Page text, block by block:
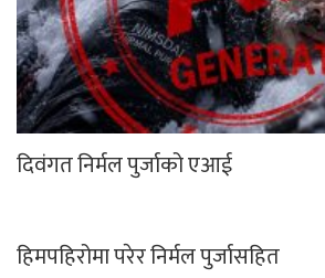
दिवंगत निर्मल पुर्जाको एआई
हिमपहिरोमा परेर निर्मल पुर्जासहित